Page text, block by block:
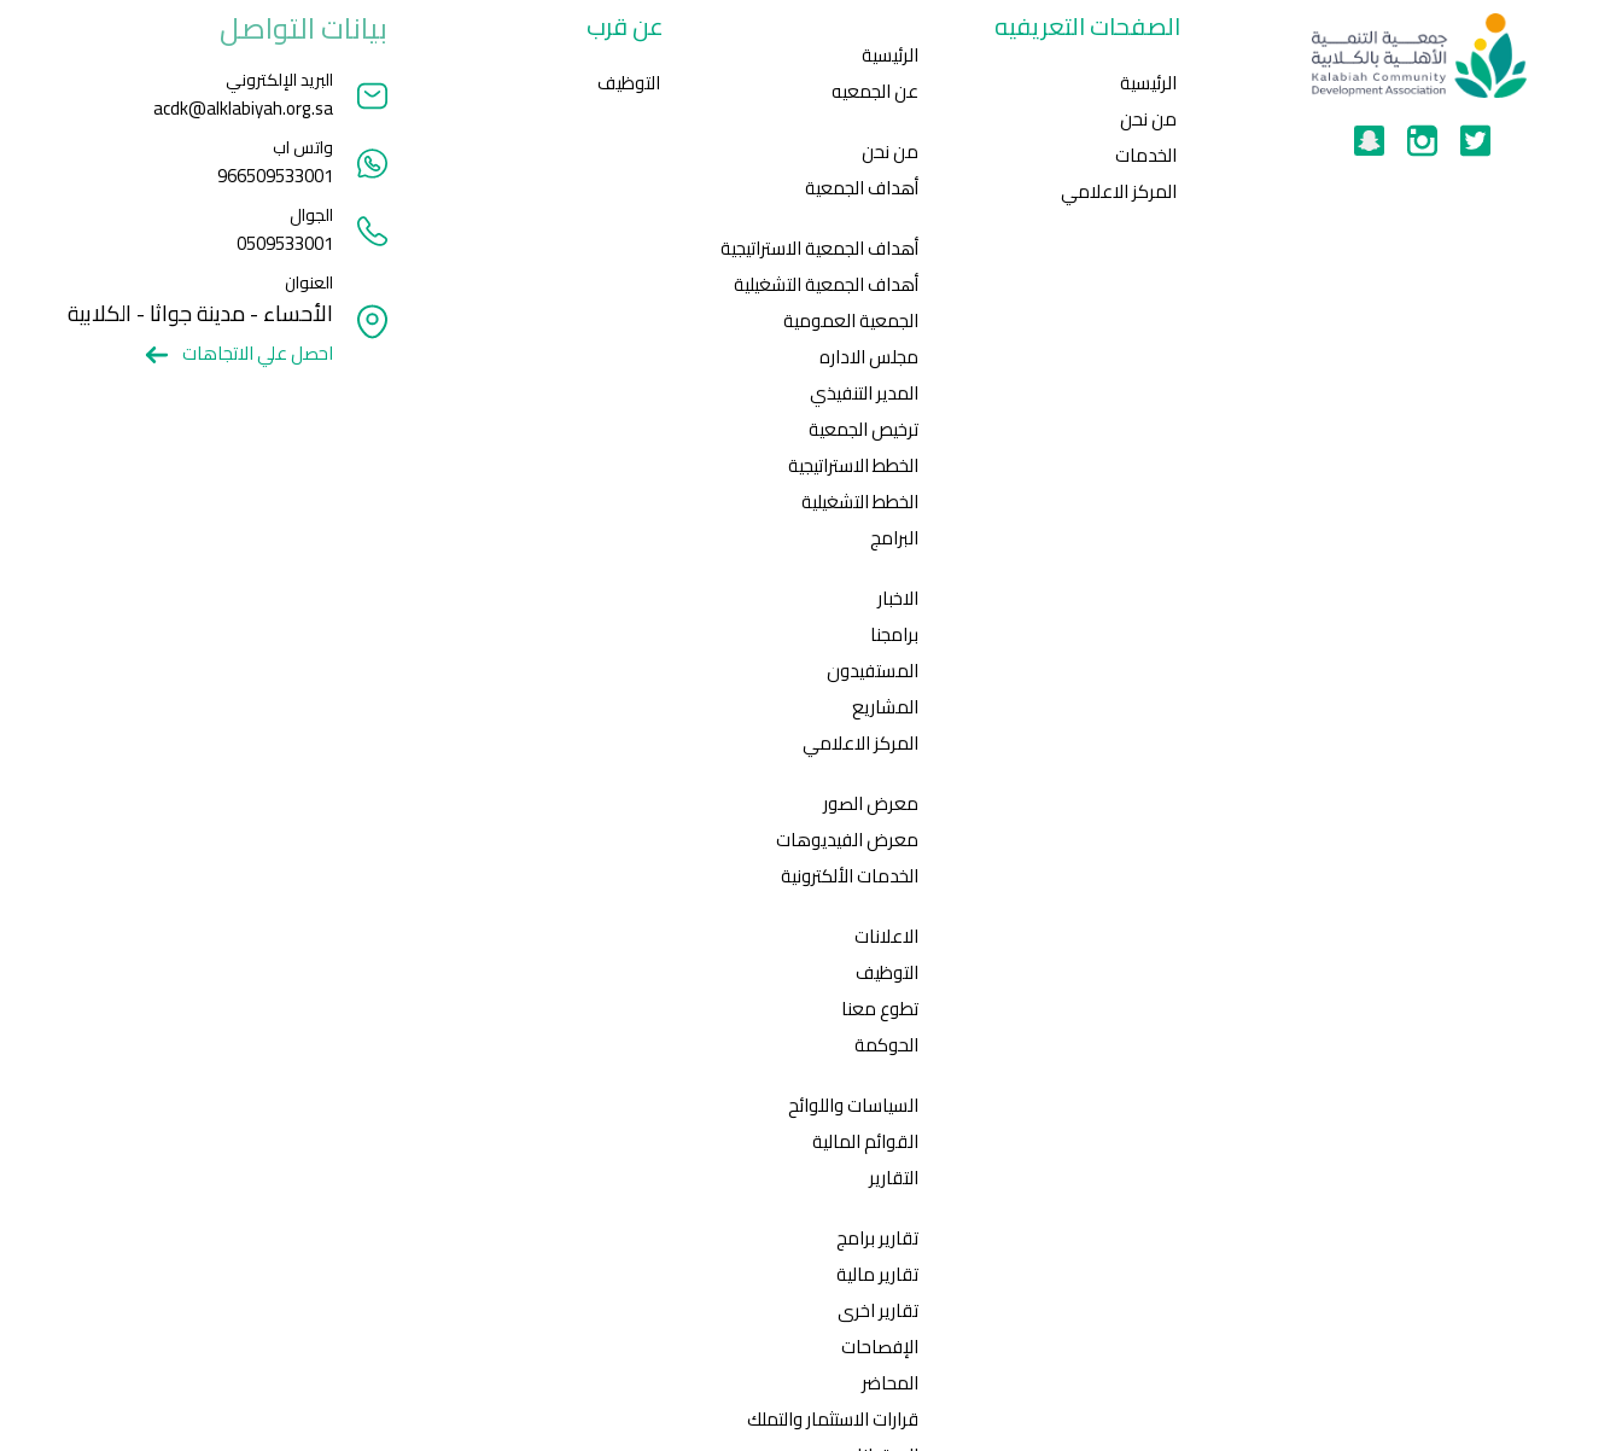
الصفحات التعريفيه
الرئيسية
من نحن
الخدمات
المركز الاعلامي
الرئيسية
عن الجمعيه
من نحن
أهداف الجمعية
أهداف الجمعية الاستراتيجية
أهداف الجمعية التشغيلية
الجمعية العمومية
مجلس الاداره
المدير التنفيذي
ترخيص الجمعية
الخطط الاستراتيجية
الخطط التشغيلية
البرامج
الاخبار
برامجنا
المستفيدون
المشاريع
المركز الاعلامي
معرض الصور
معرض الفيديوهات
الخدمات الألكترونية
الاعلانات
التوظيف
تطوع معنا
الحوكمة
السياسات واللوائح
القوائم المالية
التقارير
تقارير برامج
تقارير مالية
تقارير اخرى
الإفصاحات
المحاضر
قرارات الاستثمار والتملك
عن قرب
التوظيف
بيانات التواصل
البريد الإلكتروني
acdk@alklabiyah.org.sa
واتس اب
966509533001
الجوال
0509533001
العنوان
الأحساء - مدينة جواثا - الكلابية
احصل علي الاتجاهات